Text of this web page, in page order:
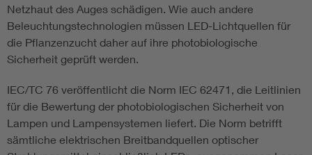
Netzhaut des Auges schädigen. Wie auch andere
Beleuchtungstechnologien müssen LED-Lichtquellen für
die Pflanzenzucht daher auf ihre photobiologische
Sicherheit geprüft werden.
IEC/TC 76 veröffentlicht die Norm IEC 62471, die Leitlinien
für die Bewertung der photobiologischen Sicherheit von
Lampen und Lampensystemen liefert. Die Norm betrifft
sämtliche elektrischen Breitbandquellen optischer